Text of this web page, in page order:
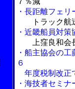
・長距離フェ
トラック
・近畿船員対
上窪良和
・船主協会の
６
年度税制改正
・海技者セミ